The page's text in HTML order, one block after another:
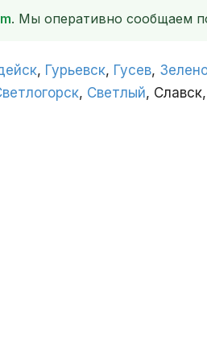
. Мы оперативно сообщаем
, Гурьевск, Гусев,
, Светлый, Славск,